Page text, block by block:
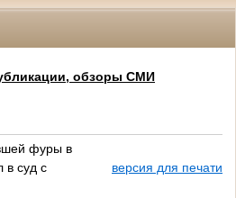
обзоры СМИ
фуры в
в суд с
версия для печати